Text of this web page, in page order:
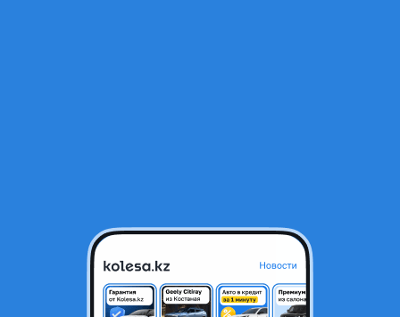
Привозные двигатели G4fc 1.6л на Hundai Accent